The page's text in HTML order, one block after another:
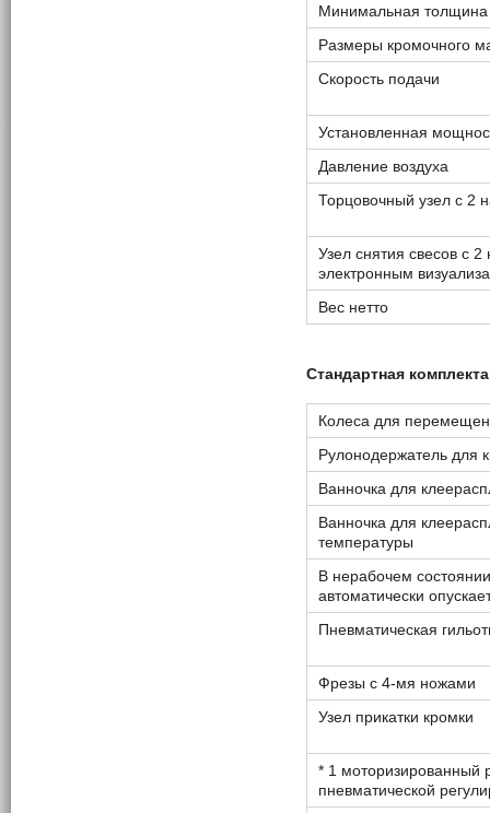
Минимальная толщина
Размеры кромочного
Скорость подачи
Установленная
Давление воздуха
Торцовочный узел с 2
Узел снятия свесов с
электронным
Вес нетто
Стандартная
Колеса для
Рулонодержатель для
Ванночка для
Ванночка для
температуры
В нерабочем
автоматически
Пневматическая
Фрезы с 4-мя ножами
Узел прикатки кромки
* 1 моторизированный
пневматической